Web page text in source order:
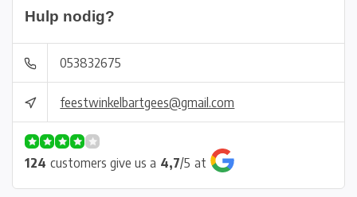
Hulp nodig?
053832675
feestwinkelbartgees@gmail.com
124 customers give us a 4,7/5 at